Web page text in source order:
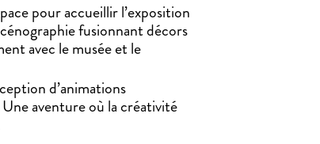
pour accueillir l’exposition
fusionnant décors
avec le musée et le
d’animations
Une aventure où la créativité